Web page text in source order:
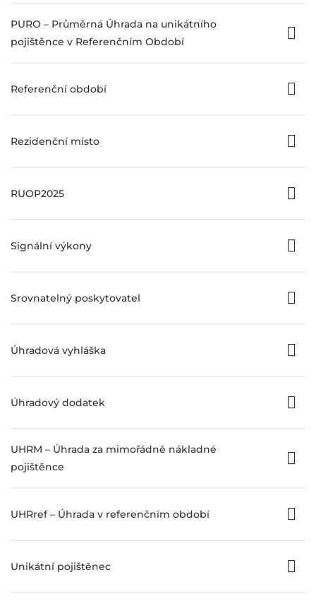
PURO – Průměrná Úhrada na unikátního
pojištěnce v Referenčním Období
Referenční období
Rezidenční místo
RUOP2025
Signální výkony
Srovnatelný poskytovatel
Úhradová vyhláška
Úhradový dodatek
UHRM – Úhrada za mimořádně nákladné
pojištěnce
UHRref – Úhrada v referenčním období
Unikátní pojištěnec